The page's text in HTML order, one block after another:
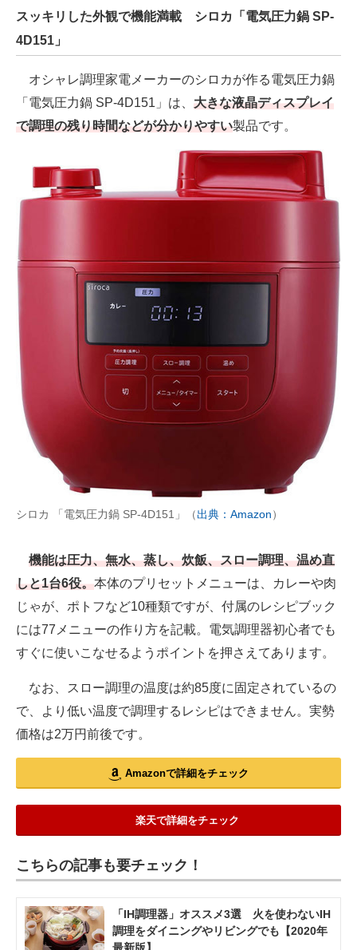
スッキリした外観で機能満載 シロカ「電気圧力鍋 SP-
4D151」
オシャレ調理家電メーカーのシロカが作る電気圧力鍋
「電気圧力鍋 SP-4D151」は、 大きな液晶ディスプレイ
で調理の残り時間などが分かりやすい製品です。
シロカ 「電気圧力鍋 SP-4D151」（出典：Amazon）
機能は圧力、無水、蒸し、炊飯、スロー調理、温め直
しと1台6役。本体のプリセットメニューは、カレーや肉
じゃが、ポトフなど10種類ですが、付属のレシピブック
には77メニューの作り方を記載。電気調理器初心者でも
すぐに使いこなせるようポイントを押さえてあります。
なお、スロー調理の温度は約85度に固定されているの
で、より低い温度で調理するレシピはできません。実勢
価格は2万円前後です。
Amazonで詳細をチェック
楽天で詳細をチェック
こちらの記事も要チェック！
「IH調理器」オススメ3選 火を使わないIH
調理をダイニングやリビングでも【2020年